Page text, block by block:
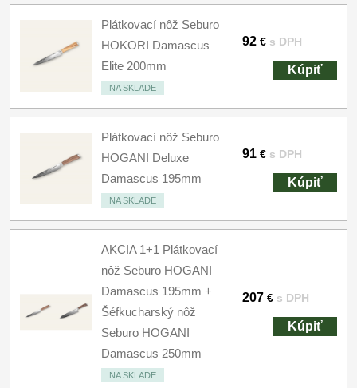
Plátkovací nôž Seburo
HOKORI Damascus
Elite 200mm
NA SKLADE
92 € s DPH
Kúpiť
Plátkovací nôž Seburo
HOGANI Deluxe
Damascus 195mm
NA SKLADE
91 € s DPH
Kúpiť
AKCIA 1+1 Plátkovací
nôž Seburo HOGANI
Damascus 195mm +
Šéfkucharský nôž
Seburo HOGANI
Damascus 250mm
NA SKLADE
207 € s DPH
Kúpiť